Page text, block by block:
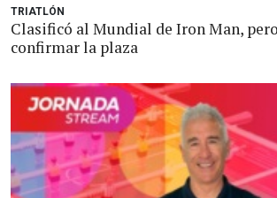
TRIATLÓN
Clasificó al Mundial de Iron Man,
confirmar la plaza